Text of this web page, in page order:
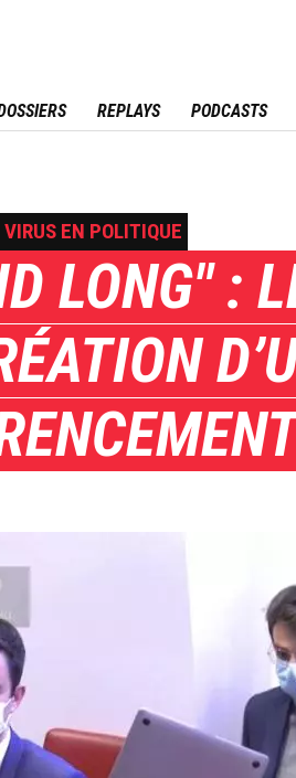
REPLAYS PODCASTS
EN POLITIQUE
LONG" :